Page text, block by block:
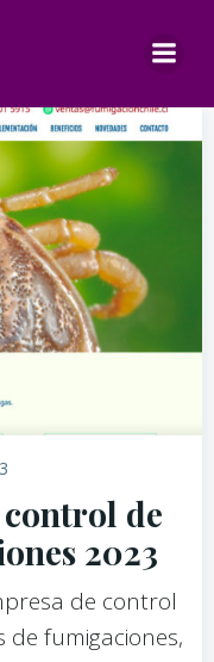
control de
2023
de control
de fumigaciones,